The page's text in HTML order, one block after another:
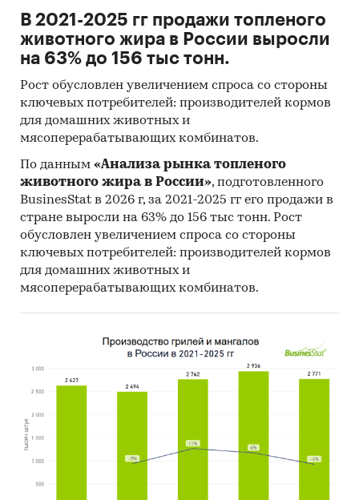
В 2021-2025 гг продажи топленого
животного жира в России выросли
на 63% до 156 тыс тонн.
Рост обусловлен увеличением спроса со стороны
ключевых потребителей: производителей кормов
для домашних животных и
мясоперерабатывающих комбинатов.
По данным «Анализа рынка топленого
животного жира в России», подготовленного
BusinesStat в 2026 г, за 2021-2025 гг его продажи в
стране выросли на 63% до 156 тыс тонн. Рост
обусловлен увеличением спроса со стороны
ключевых потребителей: производителей кормов
для домашних животных и
мясоперерабатывающих комбинатов.